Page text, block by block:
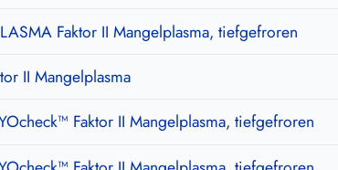
Faktor II Mangelplasma, tiefgefroren
II Mangelplasma
Faktor II Mangelplasma, tiefgefroren